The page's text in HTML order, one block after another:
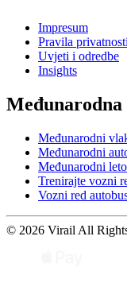
Impresum
Pravila privatnosti
Uvjeti i odredbe
Insights
Međunarodna
Međunarodni
Međunarodni
Međunarodni
Trenirajte vozni
Vozni red
© 2026 Virail All